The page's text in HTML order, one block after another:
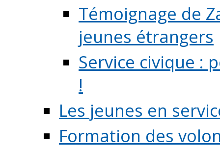
Témoignage de
jeunes étrangers
Service civique :
!
Les jeunes en
Formation des